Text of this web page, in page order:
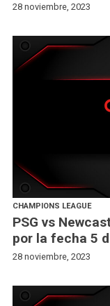
28 noviembre, 2023
CHAMPIONS LEAGUE
PSG vs
por la fecha 5
28 noviembre, 2023